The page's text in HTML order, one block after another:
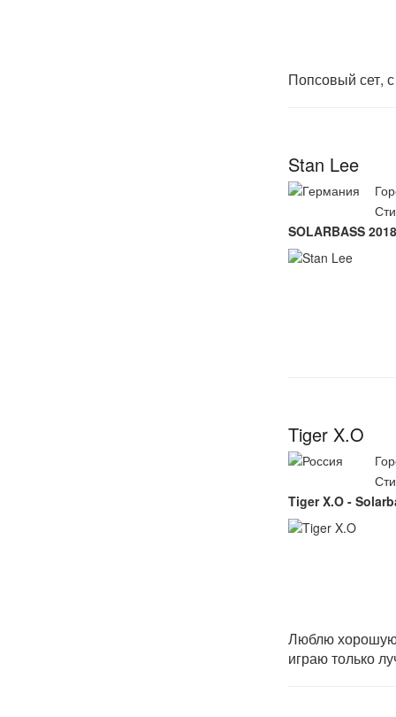
Попсовый сет,
Stan Lee
SOLARBASS
Tiger X.O
Tiger X.O -
Люблю хорошую
играю только